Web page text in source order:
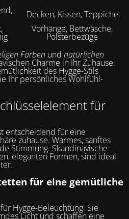
Decken, Kissen, Teppiche
Vorhänge, Bettwäsche,
Polsterbezüge
Farben und natürlichen
Charme in Ihr Zuhause.
des Hygge-Stils
Ihr persönliches Wohlfühl-
für
entscheidend für eine
zuhause. Warmes, sanftes
Stimmung. Skandinavische
eleganten Formen, sind ideal
für eine gemütliche
Hygge-Beleuchtung. Sie
Licht und schaffen eine